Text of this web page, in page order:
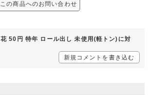
この商品へのお問い合わせ
50円 特年 ロール出し 未使用(軽トン)に対
新規コメントを書き込む